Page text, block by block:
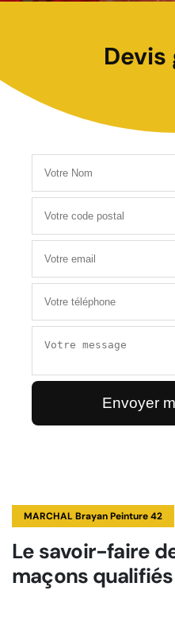
MARCHAL Brayan Peinture 42
Le savoir-faire
maçons qualifiés